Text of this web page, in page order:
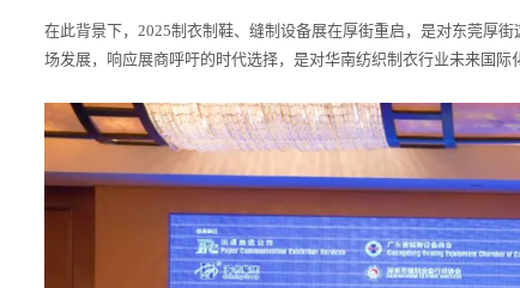
在此背景下，2025制衣制鞋、缝制设备展在厚街重启，是对东莞厚
场发展，响应展商呼吁的时代选择，是对华南纺织制衣行业未来国际